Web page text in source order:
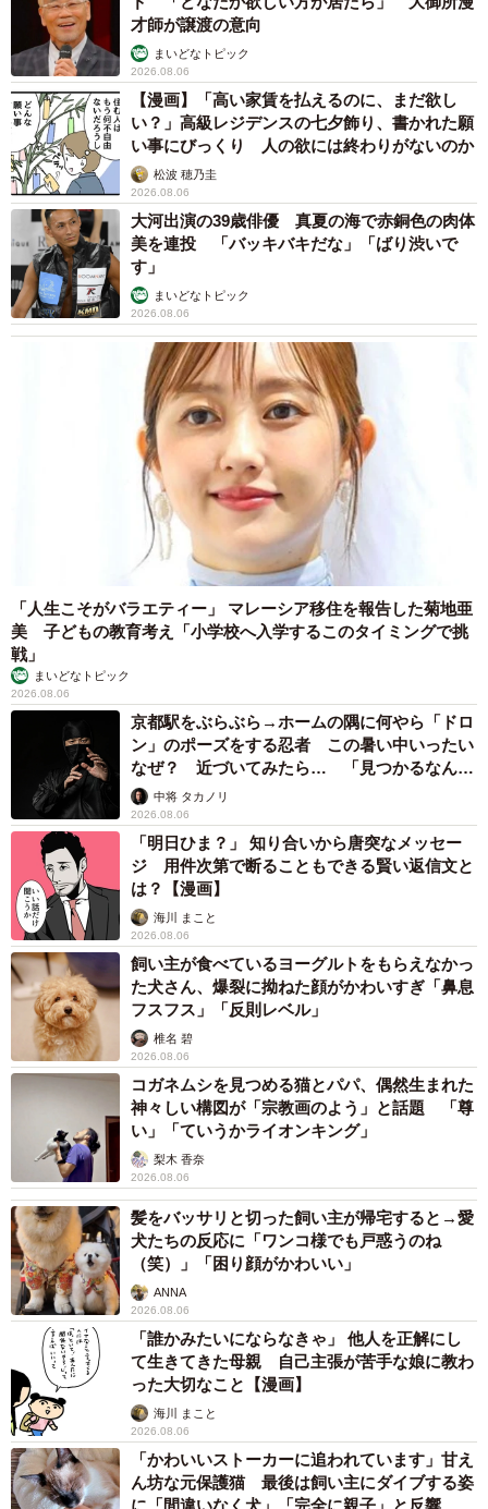
才師が譲渡の意向
まいどなトピック
2026.08.06
【漫画】「高い家賃を払えるのに、まだ欲し
い？」高級レジデンスの七夕飾り、書かれた願
い事にびっくり 人の欲には終わりがないのか
松波 穂乃圭
2026.08.06
大河出演の39歳俳優 真夏の海で赤銅色の肉体
美を連投 「バッキバキだな」「ばり渋いで
す」
まいどなトピック
2026.08.06
「人生こそがバラエティー」 マレーシア移住を報告した菊地亜
美 子どもの教育考え「小学校へ入学するこのタイミングで挑
戦」
まいどなトピック
2026.08.06
京都駅をぶらぶら→ホームの隅に何やら「ドロ
ン」のポーズをする忍者 この暑い中いったい
なぜ？ 近づいてみたら… 「見つかるなんて
未熟」中将 タカノリ
2026.08.06
「明日ひま？」 知り合いから唐突なメッセー
ジ 用件次第で断ることもできる賢い返信文と
は？【漫画】
海川 まこと
2026.08.06
飼い主が食べているヨーグルトをもらえなかっ
た犬さん、爆裂に拗ねた顔がかわいすぎ「鼻息
フスフス」「反則レベル」
椎名 碧
2026.08.06
コガネムシを見つめる猫とパパ、偶然生まれた
神々しい構図が「宗教画のよう」と話題 「尊
い」「ていうかライオンキング」
梨木 香奈
2026.08.06
髪をバッサリと切った飼い主が帰宅すると→愛
犬たちの反応に「ワンコ様でも戸惑うのね
（笑）」「困り顔がかわいい」
ANNA
2026.08.06
「誰かみたいにならなきゃ」 他人を正解にし
て生きてきた母親 自己主張が苦手な娘に教わ
った大切なこと【漫画】
海川 まこと
2026.08.06
「かわいいストーカーに追われています」甘え
ん坊な元保護猫 最後は飼い主にダイブする姿
に「間違いなく犬」「完全に親子」と反響